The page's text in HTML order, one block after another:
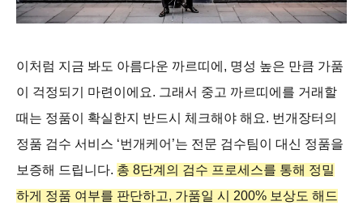
이처럼 지금 봐도 아름다운 까르띠에, 명성 높은 만큼 가품
이 걱정되기 마련이에요. 그래서 중고 까르띠에를 거래할
때는 정품이 확실한지 반드시 체크해야 해요. 번개장터의
정품 검수 서비스 ‘번개케어’는 전문 검수팀이 대신 정품을
보증해 드립니다. 총 8단계의 검수 프로세스를 통해 정밀
하게 정품 여부를 판단하고, 가품일 시 200% 보상도 해드